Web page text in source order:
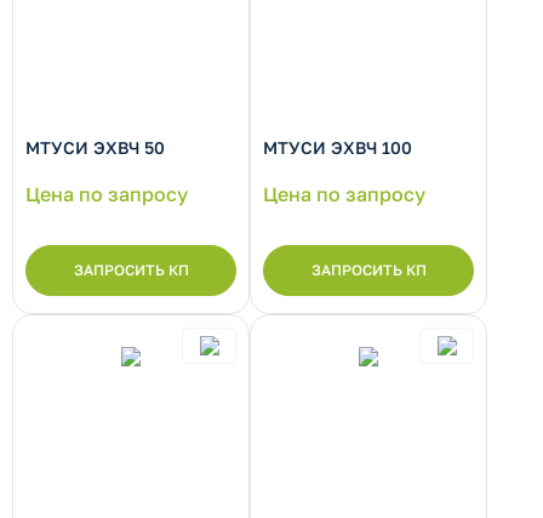
МТУСИ ЭХВЧ 50
Цена по запросу
ЗАПРОСИТЬ КП
МТУСИ ЭХВЧ 100
Цена по запросу
ЗАПРОСИТЬ КП